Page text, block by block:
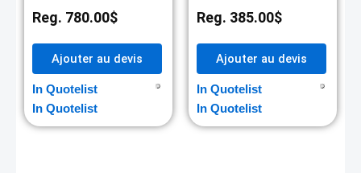
Reg. 780.00$
Ajouter au devis
In Quotelist
In Quotelist
Reg. 385.00$
Ajouter au devis
In Quotelist
In Quotelist